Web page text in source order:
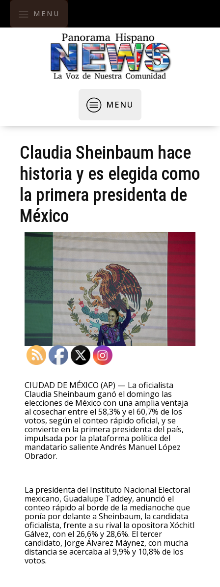
MENU
MENU
Claudia Sheinbaum hace
historia y es elegida como
la primera presidenta de
México
CIUDAD DE MÉXICO (AP) — La oficialista
Claudia Sheinbaum ganó el domingo las
elecciones de México con una amplia ventaja
al cosechar entre el 58,3% y el 60,7% de los
votos, según el conteo rápido oficial, y se
convierte en la primera presidenta del país,
impulsada por la plataforma política del
mandatario saliente Andrés Manuel López
Obrador.
La presidenta del Instituto Nacional Electoral
mexicano, Guadalupe Taddey, anunció el
conteo rápido al borde de la medianoche que
ponía por delante a Sheinbaum, la candidata
oficialista, frente a su rival la opositora Xóchitl
Gálvez, con el 26,6% y 28,6%. El tercer
candidato, Jorge Álvarez Máynez, con mucha
distancia se acercaba al 9,9% y 10,8% de los
votos.